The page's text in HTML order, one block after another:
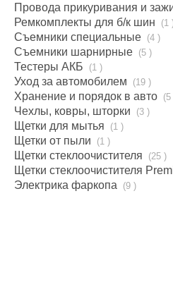
Провода прикуривания и
Ремкомплекты для б/к шин (1
Съемники специальные (4 )
Съемники шарнирные (5 )
Тестеры АКБ (1 )
Уход за автомобилем (19 )
Хранение и порядок в авто (5
Чехлы, ковры, шторки (3 )
Щетки для мытья (1 )
Щетки от пыли (1 )
Щетки стеклоочистителя (25 )
Щетки стеклоочистителя
Электрика фаркопа (9 )